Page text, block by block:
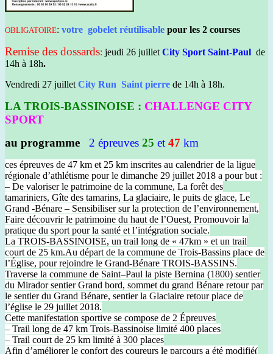
OBLIGATOIRE: votre gobelet réutilisable pour les 2 courses
Remise des dossards: jeudi 26 juilletCity Sport Saint-Paul de
14h à 18h.
Vendredi 27 juilletCity Run Saint pierre de 14h à 18h.
LA TROIS-BASSINOISE : CHALLENGE CITY
SPORT
au programme
2 épreuves 25 et 47 km
ces épreuves de 47 km et 25 km inscrites au calendrier de la ligue
régionale d’athlétisme pour le dimanche 29 juillet 2018 a pour but :
– De valoriser le patrimoine de la commune, La forêt des
tamariniers, Gîte des tamarins, La glaciaire, le puits de glace, Le
Grand -Bénare – Sensibiliser sur la protection de l’environnement,
Faire découvrir le patrimoine du haut de l’Ouest, Promouvoir la
pratique du sport pour la santé et l’intégration sociale.
La TROIS-BASSINOISE, un trail long de « 47km » et un trail
court de 25 km.Au départ de la commune de Trois-Bassins place de
l’Église, pour rejoindre le Grand-Bénare TROIS-BASSINS.
Traverse la commune de Saint–Paul la piste Bernina (1800) sentier
du Mirador sentier Grand bord, sommet du grand Bénare retour par
le sentier du Grand Bénare, sentier la Glaciaire retour place de
l’église le 29 juillet 2018.
Cette manifestation sportive se compose de 2 Épreuves
– Trail long de 47 km Trois-Bassinoise limité 400 places
– Trail court de 25 km limité à 300 places
Afin d’améliorer le confort des coureurs le parcours a été modifié(